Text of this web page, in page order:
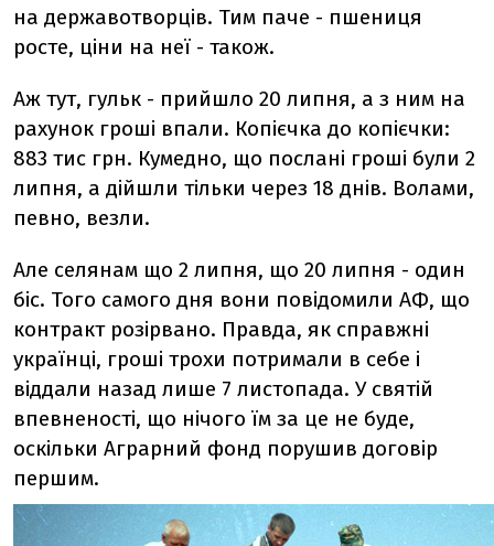
на державотворців. Тим паче - пшениця
росте, ціни на неї - також.
Аж тут, гульк - прийшло 20 липня, а з ним на
рахунок гроші впали. Копієчка до копієчки:
883 тис грн. Кумедно, що послані гроші були 2
липня, а дійшли тільки через 18 днів. Волами,
певно, везли.
Але селянам що 2 липня, що 20 липня - один
біс. Того самого дня вони повідомили АФ, що
контракт розірвано. Правда, як справжні
українці, гроші трохи потримали в себе і
віддали назад лише 7 листопада. У святій
впевненості, що нічого їм за це не буде,
оскільки Аграрний фонд порушив договір
першим.